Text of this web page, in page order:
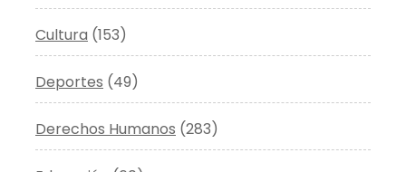
Cultura (153)
Deportes (49)
Derechos Humanos (283)